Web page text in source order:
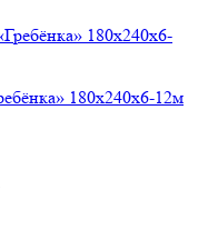
180х240х6-12м